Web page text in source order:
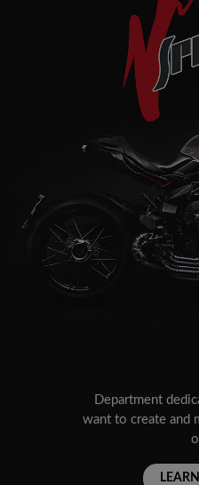
Department
want to create and